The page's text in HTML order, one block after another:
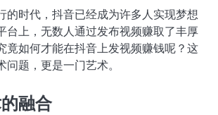
的时代，抖音已经成为许多人实现梦想
台上，无数人通过发布视频赚取了丰厚
竟如何才能在抖音上发视频赚钱呢？这
问题，更是一门艺术。
融合